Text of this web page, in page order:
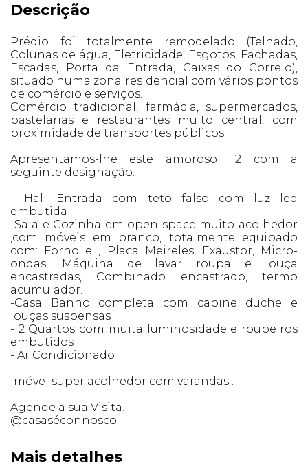
Descrição
Prédio foi totalmente remodelado (Telhado,
Colunas de água, Eletricidade, Esgotos, Fachadas,
Escadas, Porta da Entrada, Caixas do Correio),
situado numa zona residencial com vários pontos
de comércio e serviços.
Comércio tradicional, farmácia, supermercados,
pastelarias e restaurantes muito central, com
proximidade de transportes públicos.
Apresentamos-lhe este amoroso T2 com a
seguinte designação:
- Hall Entrada com teto falso com luz led
embutida
-Sala e Cozinha em open space muito acolhedor
,com móveis em branco, totalmente equipado
com: Forno e , Placa Meireles, Exaustor, Micro-
ondas, Máquina de lavar roupa e louça
encastradas, Combinado encastrado, termo
acumulador.
-Casa Banho completa com cabine duche e
louças suspensas
- 2 Quartos com muita luminosidade e roupeiros
embutidos
- Ar Condicionado
Imóvel super acolhedor com varandas .
Agende a sua Visita!
@casaséconnosco
Mais detalhes